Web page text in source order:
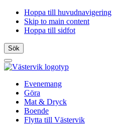
Hoppa till huvudnavigering
Skip to main content
Hoppa till sidfot
Sök
Öppna
menyn
Evenemang
Göra
Mat & Dryck
Boende
Flytta till Västervik